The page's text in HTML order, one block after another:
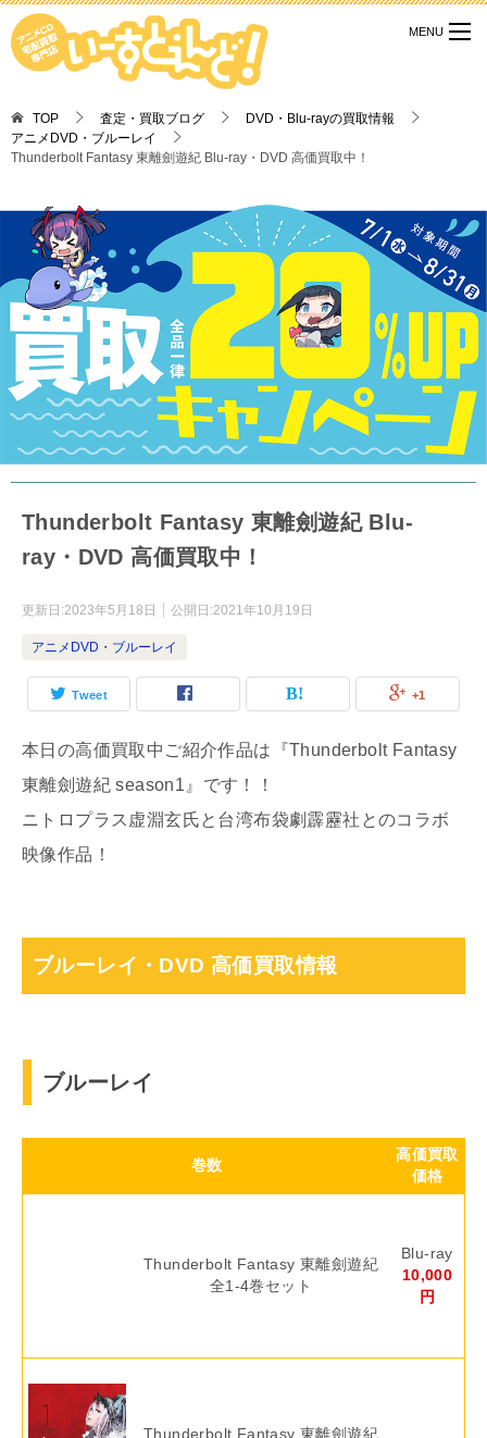
TOP 査定・買取ブログ
DVD・Blu-rayの買取情報
アニメDVD・ブルーレイ
Thunderbolt Fantasy 東離劍遊紀 Blu-ray・DVD 高価買取中！
Thunderbolt Fantasy 東離劍遊紀 Blu-
ray・DVD 高価買取中！
更新日:2023年5月18日 公開日:2021年10月19日
アニメDVD・ブルーレイ
Tweet +1
本日の高価買取中ご紹介作品は『Thunderbolt Fantasy
東離劍遊紀 season1』です！！
ニトロプラス虚淵玄氏と台湾布袋劇霹靂社とのコラボ
映像作品！
ブルーレイ・DVD 高価買取情報
ブルーレイ
巻数
高価買取
価格
Thunderbolt Fantasy 東離劍遊紀
全1-4巻セット
Blu-ray
10,000
円
Thunderbolt Fantasy 東離劍遊紀